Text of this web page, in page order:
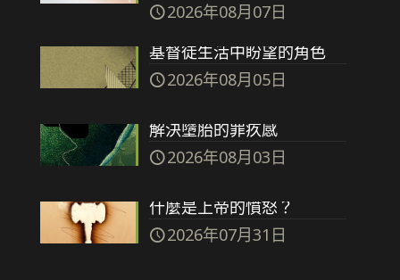
2026年08月07日
基督徒生活中盼望的角色
2026年08月05日
解決墮胎的罪疚感
2026年08月03日
什麼是上帝的憤怒？
2026年07月31日